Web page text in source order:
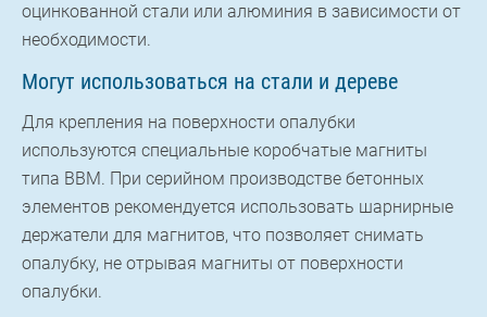
оцинкованной стали или алюминия в зависимости от
необходимости.
Могут использоваться на стали и дереве
Для крепления на поверхности опалубки
используются специальные коробчатые магниты
типа BBM. При серийном производстве бетонных
элементов рекомендуется использовать шарнирные
держатели для магнитов, что позволяет снимать
опалубку, не отрывая магниты от поверхности
опалубки.